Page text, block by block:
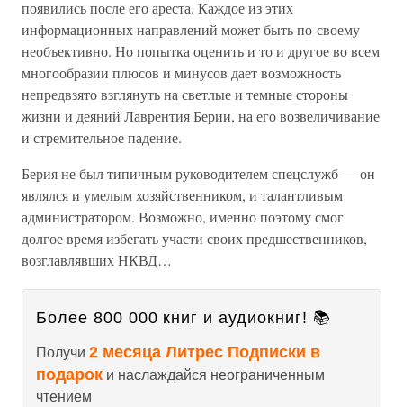
появились после его ареста. Каждое из этих
информационных направлений может быть по-своему
необъективно. Но попытка оценить и то и другое во всем
многообразии плюсов и минусов дает возможность
непредвзято взглянуть на светлые и темные стороны
жизни и деяний Лаврентия Берии, на его возвеличивание
и стремительное падение.
Берия не был типичным руководителем спецслужб — он
являлся и умелым хозяйственником, и талантливым
администратором. Возможно, именно поэтому смог
долгое время избегать участи своих предшественников,
возглавлявших НКВД…
Более 800 000 книг и аудиокниг! 📚
Получи 2 месяца Литрес Подписки в
подарок и наслаждайся неограниченным
чтением